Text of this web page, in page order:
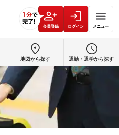
会員登録 ログイン メニュー
地図から探す 通勤・通学から探す